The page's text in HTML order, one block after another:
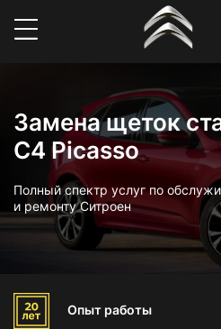
Замена щеток
C4 Picasso
Полный спектр услуг по
и ремонту Ситроен
Опыт работы